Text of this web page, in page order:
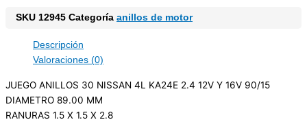
SKU 12945 Categoría anillos de motor
Descripción
Valoraciones (0)
JUEGO ANILLOS 30 NISSAN 4L KA24E 2.4 12V Y 16V 90/15
DIAMETRO 89.00 MM
RANURAS 1.5 X 1.5 X 2.8